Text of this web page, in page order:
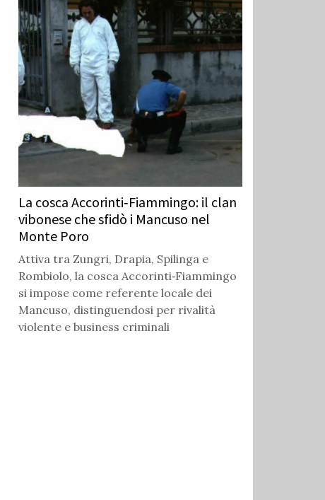
La cosca Accorinti‑Fiammingo: il clan
vibonese che sfidò i Mancuso nel
Monte Poro
Attiva tra Zungri, Drapia, Spilinga e
Rombiolo, la cosca Accorinti‑Fiammingo
si impose come referente locale dei
Mancuso, distinguendosi per rivalità
violente e business criminali